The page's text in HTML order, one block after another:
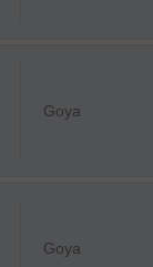
Goya
Goya